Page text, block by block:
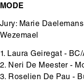
MODE
Jury: Marie
Wezemael
1. Laura Geiregat - BC/
2. Neri De Meester -
3. Roselien De Pau -